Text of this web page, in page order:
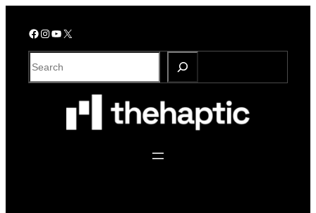
Facebook InstagramYouTube X
S
e